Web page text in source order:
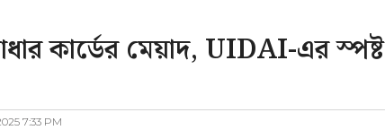
মেয়াদ, UIDAI-এর স্পষ্ট
7:33 PM